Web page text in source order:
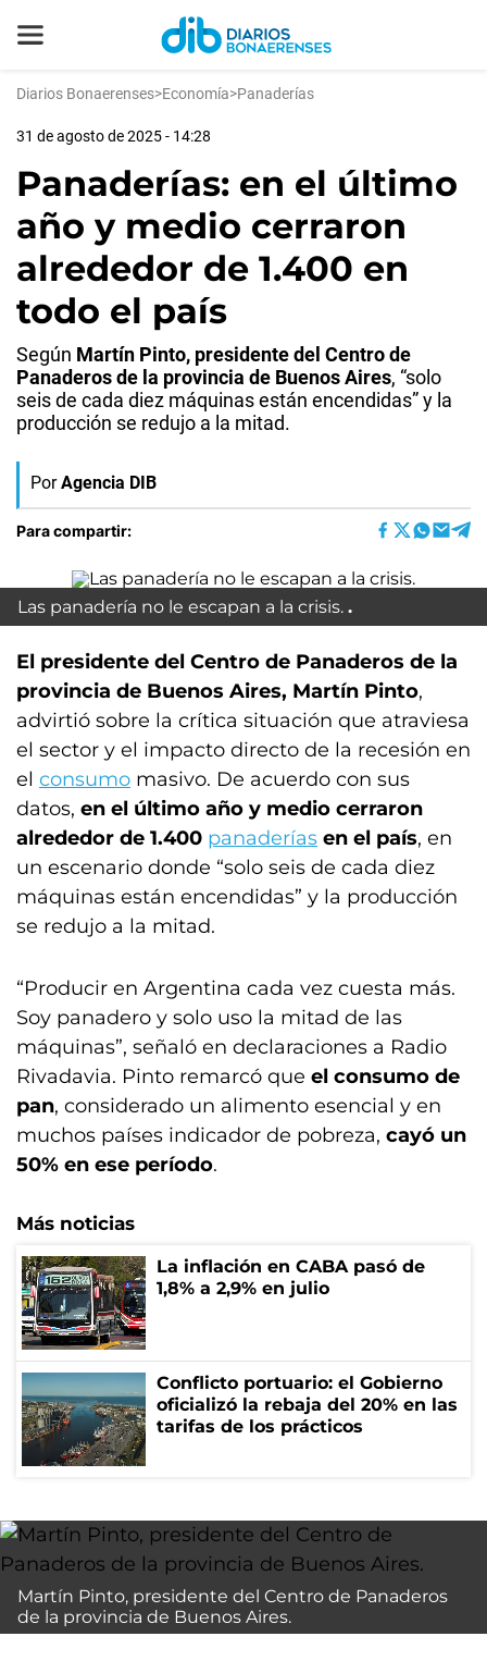
Diarios Bonaerenses>Economía>Panaderías
31 de agosto de 2025 - 14:28
Panaderías: en el último
año y medio cerraron
alrededor de 1.400 en
todo el país
Según Martín Pinto, presidente del Centro de
Panaderos de la provincia de Buenos Aires, “solo
seis de cada diez máquinas están encendidas” y la
producción se redujo a la mitad.
Por Agencia DIB
Para compartir:
Las panadería no le escapan a la crisis.
El presidente del Centro de Panaderos de la
provincia de Buenos Aires, Martín Pinto,
advirtió sobre la crítica situación que atraviesa
el sector y el impacto directo de la recesión en
el consumo masivo. De acuerdo con sus
datos, en el último año y medio cerraron
alrededor de 1.400 panaderías en el país, en
un escenario donde “solo seis de cada diez
máquinas están encendidas” y la producción
se redujo a la mitad.
“Producir en Argentina cada vez cuesta más.
Soy panadero y solo uso la mitad de las
máquinas”, señaló en declaraciones a Radio
Rivadavia. Pinto remarcó que el consumo de
pan, considerado un alimento esencial y en
muchos países indicador de pobreza, cayó un
50% en ese período.
Más noticias
La inflación en CABA pasó de
1,8% a 2,9% en julio
Conflicto portuario: el Gobierno
oficializó la rebaja del 20% en las
tarifas de los prácticos
Martín Pinto, presidente del Centro de Panaderos
de la provincia de Buenos Aires.